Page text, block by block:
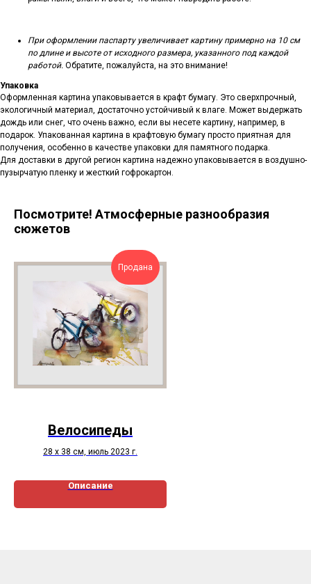
При оформлении паспарту увеличивает картину примерно на 10 см
по длине и высоте от исходного размера, указанного под каждой
работой. Обратите, пожалуйста, на это внимание!
Упаковка
Оформленная картина упаковывается в крафт бумагу. Это сверхпрочный,
экологичный материал, достаточно устойчивый к влаге. Может выдержать
дождь или снег, что очень важно, если вы несете картину, например, в
подарок. Упакованная картина в крафтовую бумагу просто приятная для
получения, особенно в качестве упаковки для памятного подарка.
Для доставки в другой регион картина надежно упаковывается в воздушно-
пузырчатую пленку и жесткий гофрокартон.
Посмотрите! Атмосферные разнообразия
сюжетов
Продана
Велосипеды
28 х 38 см, июль 2023 г.
Описание